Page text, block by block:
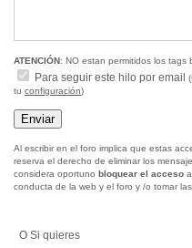
ATENCIÓN: NO estan permitidos los tags
Para seguir este hilo por email
tu configuración)
Al escribir en el foro implica que estas
reserva el derecho de eliminar los
considera oportuno bloquear el acceso
conducta de la web y el foro y /o tomar
O Si quieres